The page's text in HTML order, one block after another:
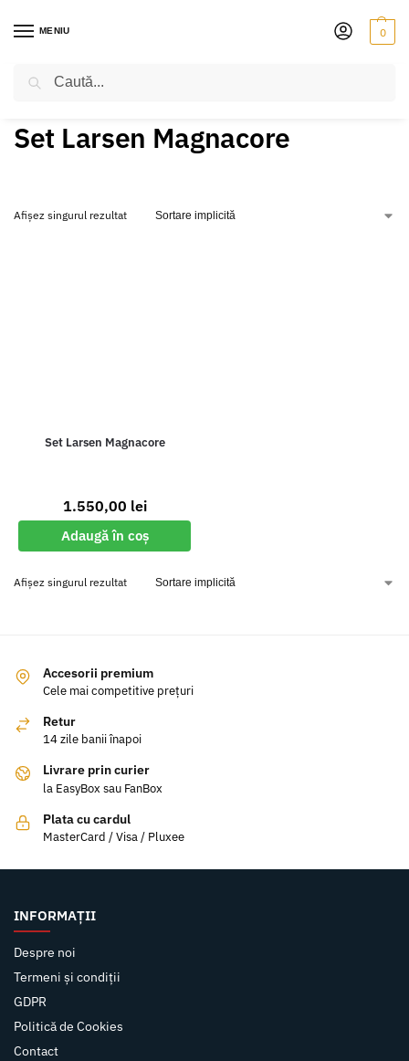
MENIU 0
Set Larsen Magnacore
Afișez singurul rezultat
Set Larsen Magnacore
1.550,00 lei
Adaugă în coș
Afișez singurul rezultat
Accesorii premium
Cele mai competitive prețuri
Retur
14 zile banii înapoi
Livrare prin curier
la EasyBox sau FanBox
Plata cu cardul
MasterCard / Visa / Pluxee
INFORMAȚII
Despre noi
Termeni și condiții
GDPR
Politică de Cookies
Contact